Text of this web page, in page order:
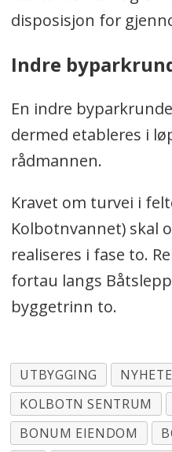
disposisjon for
Indre
En indre
dermed etableres i
rådmannen.
Kravet om turvei i
Kolbotnvannet) skal
realiseres i fase to.
fortau langs
byggetrinn to.
UTBYGGING
KOLBOTN SENTRUM
BONUM EIENDOM